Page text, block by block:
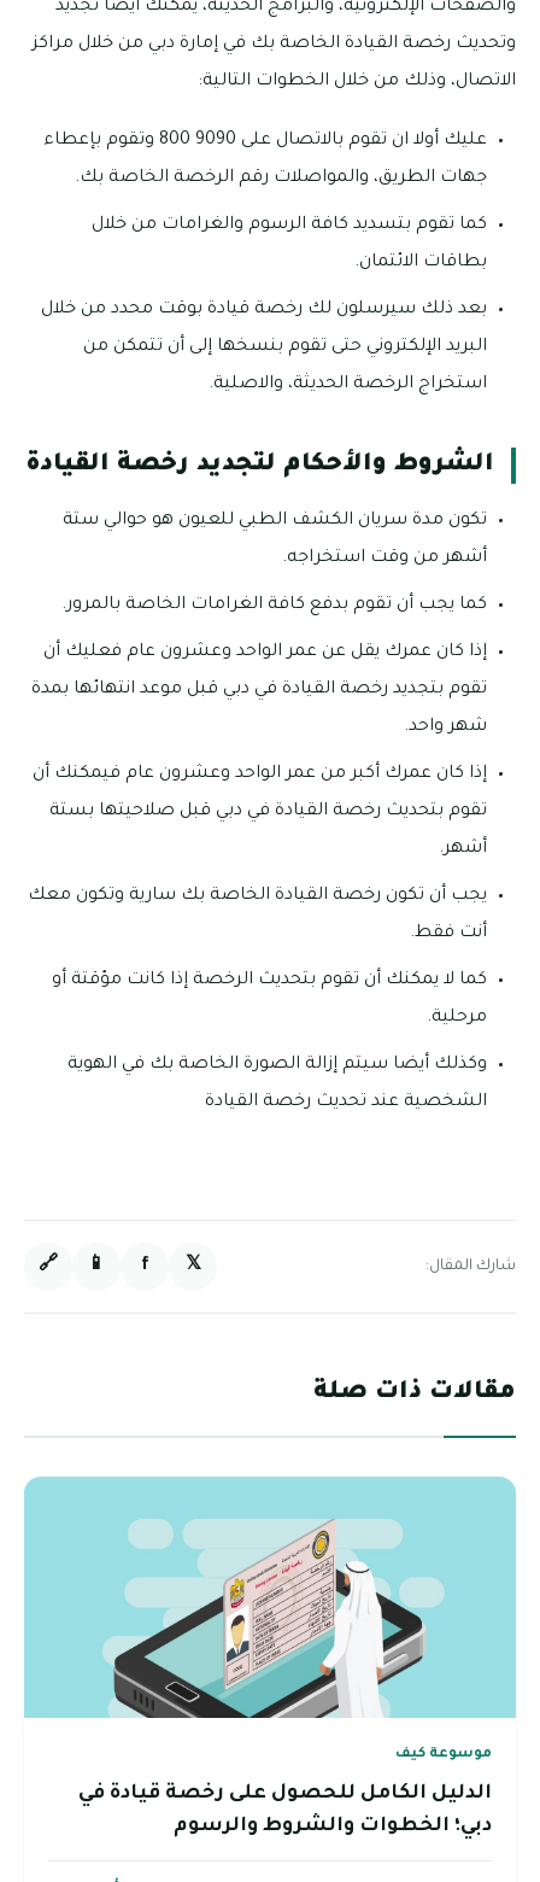
والصفحات الإلكترونية، والبرامج الحديثة، يمكنك أيضاً تجديد
وتحديث رخصة القيادة الخاصة بك في إمارة دبي من خلال مراكز
الاتصال، وذلك من خلال الخطوات التالية:
عليك أولا ان تقوم بالاتصال على 9090 800 وتقوم بإعطاء
جهات الطريق، والمواصلات رقم الرخصة الخاصة بك.
كما تقوم بتسديد كافة الرسوم والغرامات من خلال
بطاقات الائتمان.
بعد ذلك سيرسلون لك رخصة قيادة بوقت محدد من خلال
البريد الإلكتروني حتى تقوم بنسخها إلى أن تتمكن من
استخراج الرخصة الحديثة، والاصلية.
الشروط والأحكام لتجديد رخصة القيادة
تكون مدة سريان الكشف الطبي للعيون هو حوالي ستة
أشهر من وقت استخراجه.
كما يجب أن تقوم بدفع كافة الغرامات الخاصة بالمرور.
إذا كان عمرك يقل عن عمر الواحد وعشرون عام فعليك أن
تقوم بتجديد رخصة القيادة في دبي قبل موعد انتهائها بمدة
شهر واحد.
إذا كان عمرك أكبر من عمر الواحد وعشرون عام فيمكنك أن
تقوم بتحديث رخصة القيادة في دبي قبل صلاحيتها بستة
أشهر.
يجب أن تكون رخصة القيادة الخاصة بك سارية وتكون معك
أنت فقط.
كما لا يمكنك أن تقوم بتحديث الرخصة إذا كانت مؤقتة أو
مرحلية.
وكذلك أيضا سيتم إزالة الصورة الخاصة بك في الهوية
الشخصية عند تحديث رخصة القيادة
شارك المقال: 𝕏
f
📱
🔗
مقالات ذات صلة
موسوعة كيف
الدليل الكامل للحصول على رخصة قيادة في
دبي؛ الخطوات والشروط والرسوم